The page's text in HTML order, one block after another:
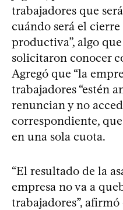
trabajadores que
cuándo será el
productiva”, algo
solicitaron conocer
Agregó que “la
trabajadores “estén
renuncian y no
correspondiente,
en una sola cuota.
“El resultado de la
empresa no va a
trabajadores”,